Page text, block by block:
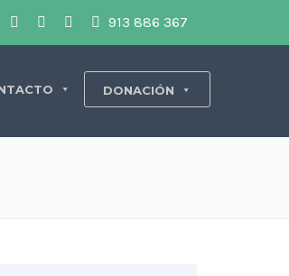
913 886 367
DONACIÓN